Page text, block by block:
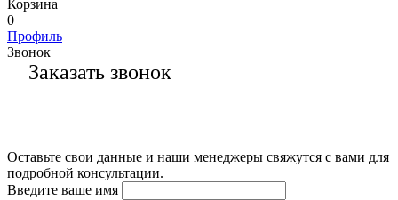
Корзина
0
Профиль
Звонок
Заказать звонок
Оставьте свои данные и наши менеджеры свяжутся с вами для
подробной консультации.
Введите ваше имя